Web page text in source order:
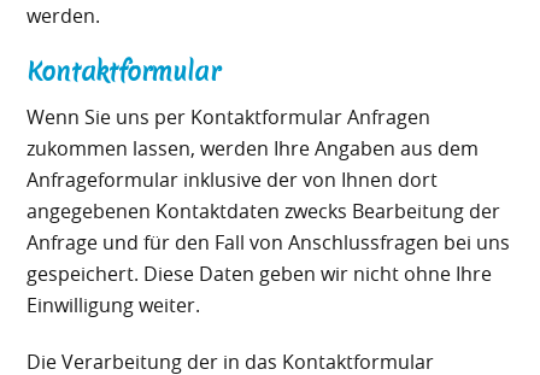
werden.
Kontaktformular
Wenn Sie uns per Kontaktformular Anfragen
zukommen lassen, werden Ihre Angaben aus dem
Anfrageformular inklusive der von Ihnen dort
angegebenen Kontaktdaten zwecks Bearbeitung der
Anfrage und für den Fall von Anschlussfragen bei uns
gespeichert. Diese Daten geben wir nicht ohne Ihre
Einwilligung weiter.
Die Verarbeitung der in das Kontaktformular